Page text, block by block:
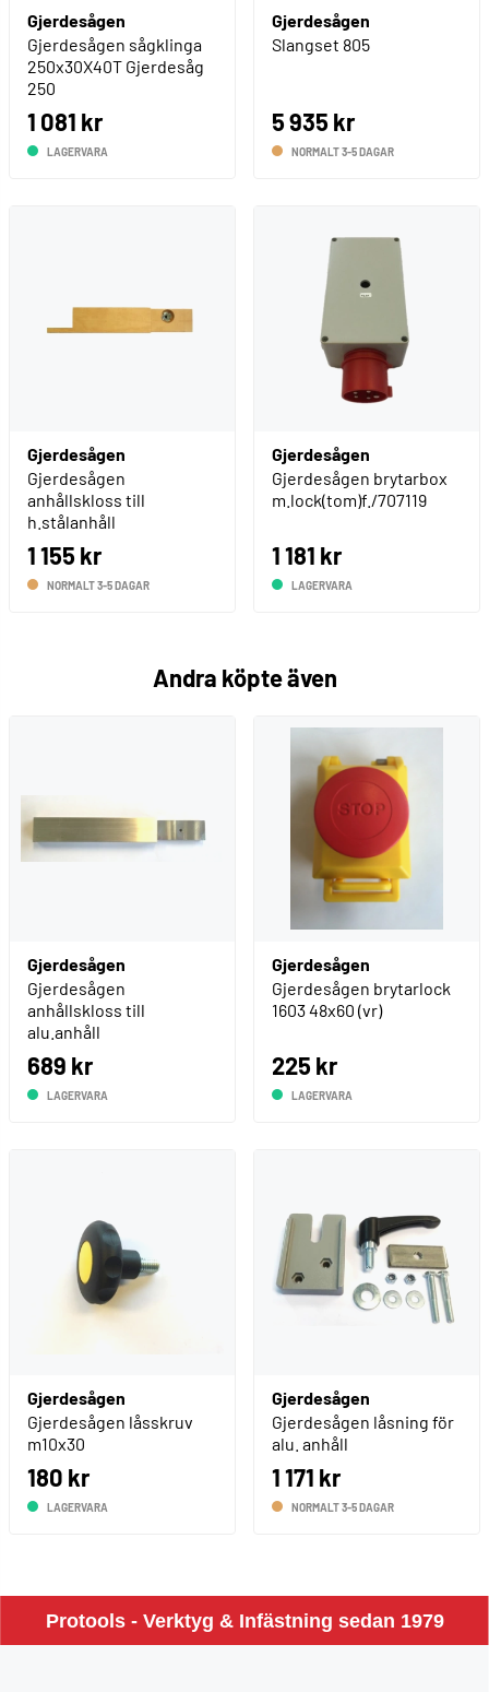
Gjerdesågen
Gjerdesågen sågklinga
250x30X40T Gjerdesåg
250
1 081 kr
LAGERVARA
Gjerdesågen
Slangset 805
5 935 kr
NORMALT 3-5 DAGAR
Gjerdesågen
Gjerdesågen
anhållskloss till
h.stålanhåll
1 155 kr
NORMALT 3-5 DAGAR
Gjerdesågen
Gjerdesågen brytarbox
m.lock(tom)f./707119
1 181 kr
LAGERVARA
Andra köpte även
Gjerdesågen
Gjerdesågen
anhållskloss till
alu.anhåll
689 kr
LAGERVARA
Gjerdesågen
Gjerdesågen brytarlock
1603 48x60 (vr)
225 kr
LAGERVARA
Gjerdesågen
Gjerdesågen låsskruv
m10x30
180 kr
LAGERVARA
Gjerdesågen
Gjerdesågen låsning för
alu. anhåll
1 171 kr
NORMALT 3-5 DAGAR
Protools - Verktyg & Infästning sedan 1979